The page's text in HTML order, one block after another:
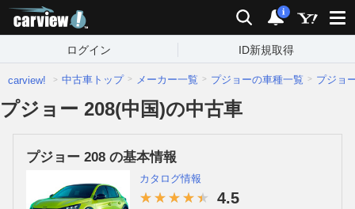
検索 通知
i
ログイン ID新規取得
carview! 中古車トップ メーカー一覧 プジョーの車種一覧 プジョ
プジョー 208(中国)の中古車
プジョー 208 の基本情報
カタログ情報
4.5